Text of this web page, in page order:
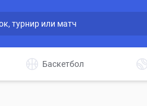
Баскетбол